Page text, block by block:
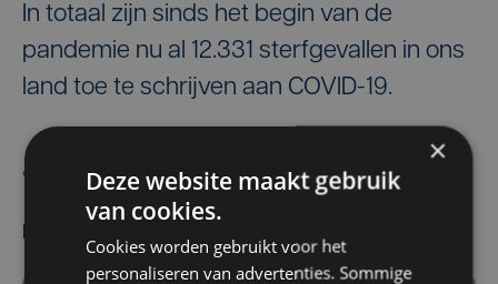
In totaal zijn sinds het begin van de
pandemie nu al 12.331 sterfgevallen in ons
land toe te schrijven aan COVID-19.
×
Deze website maakt gebruik
van cookies.
Cookies worden gebruikt voor het
personaliseren van advertenties. Sommige